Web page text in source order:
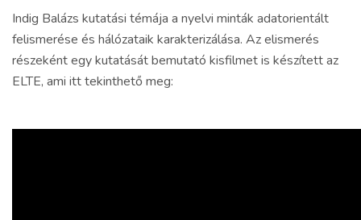
Indig Balázs kutatási témája a nyelvi minták adatorientált
felismerése és hálózataik karakterizálása. Az elismerés
részeként egy kutatását bemutató kisfilmet is készített az
ELTE, ami itt tekinthető meg: